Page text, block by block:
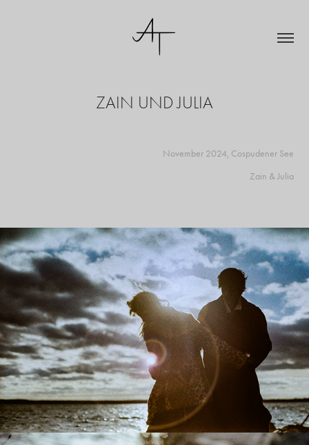
ZAIN UND JULIA
November 2024, Cospudener See
Zain & Julia